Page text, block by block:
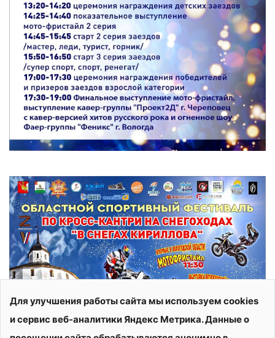
Для улучшения работы сайта мы используем cookies
и сервис веб-аналитики Яндекс Метрика. Данные о